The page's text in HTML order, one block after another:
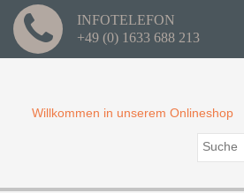
INFOTELEFON
+49 (0) 1633 688 213
Willkommen in unserem Onlineshop